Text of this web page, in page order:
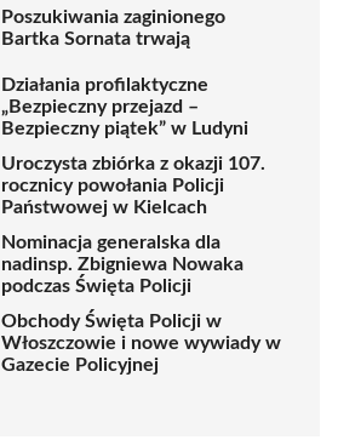
Poszukiwania zaginionego
Bartka Sornata trwają
Działania profilaktyczne
„Bezpieczny przejazd –
Bezpieczny piątek” w Ludyni
Uroczysta zbiórka z okazji 107.
rocznicy powołania Policji
Państwowej w Kielcach
Nominacja generalska dla
nadinsp. Zbigniewa Nowaka
podczas Święta Policji
Obchody Święta Policji w
Włoszczowie i nowe wywiady w
Gazecie Policyjnej